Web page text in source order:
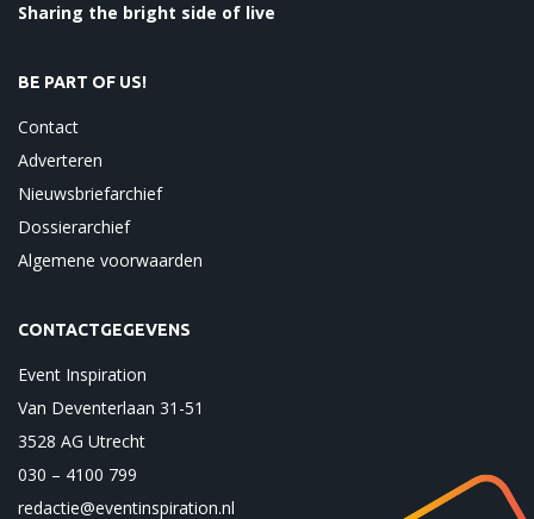
Sharing the bright side of live
BE PART OF US!
Contact
Adverteren
Nieuwsbriefarchief
Dossierarchief
Algemene voorwaarden
CONTACTGEGEVENS
Event Inspiration
Van Deventerlaan 31-51
3528 AG Utrecht
030 – 4100 799
redactie@eventinspiration.nl